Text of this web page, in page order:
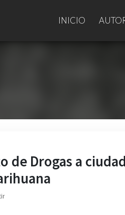
INICIO
de Drogas a